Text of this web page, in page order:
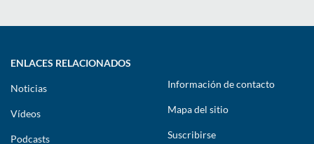
ENLACES RELACIONADOS
Noticias
Vídeos
Podcasts
Información de contacto
Mapa del sitio
Suscribirse